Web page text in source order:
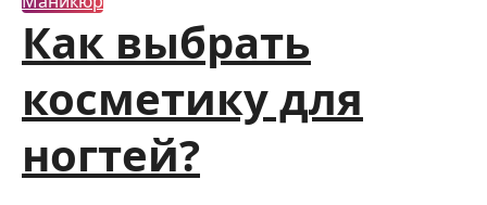
Как выбрать
косметику для
ногтей?